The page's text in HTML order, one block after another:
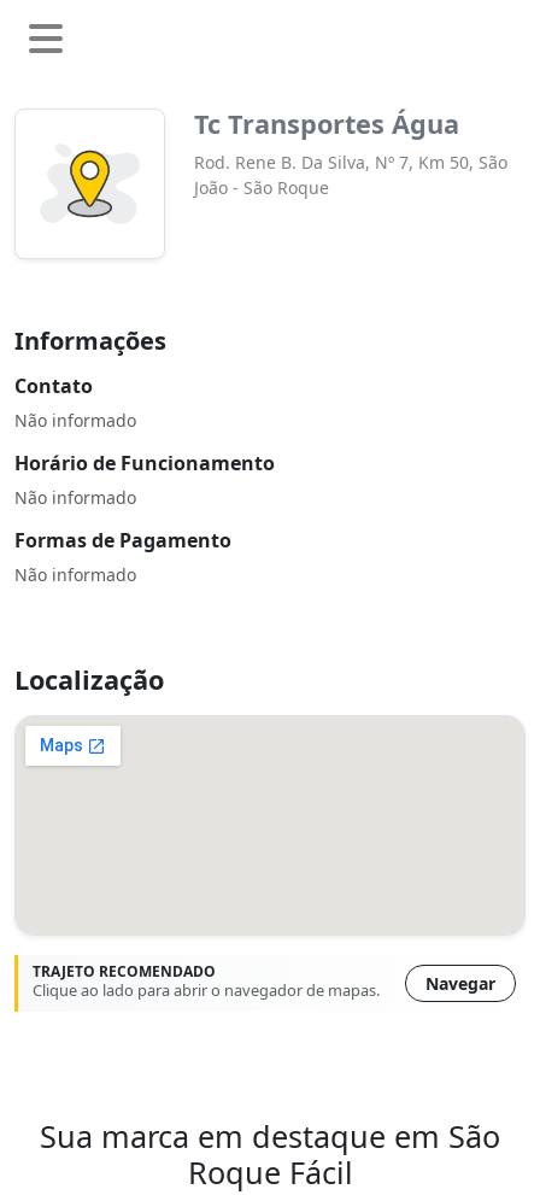
Tc Transportes Água
Rod. Rene B. Da Silva, Nº 7, Km 50, São
João - São Roque
Informações
Contato
Não informado
Horário de Funcionamento
Não informado
Formas de Pagamento
Não informado
Localização
TRAJETO RECOMENDADO
Clique ao lado para abrir o navegador de mapas. Navegar
Sua marca em destaque em São
Roque Fácil